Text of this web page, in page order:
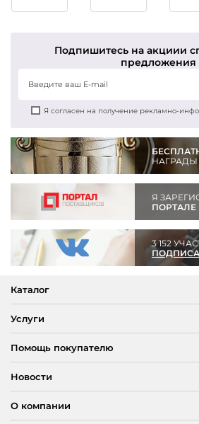
место
место
Подпишитесь на акциии
предложения
Я согласен на получение рекламно-
НАГРАДЫ
Я
3 152
Каталог
Услуги
Помощь покупателю
Новости
О компании